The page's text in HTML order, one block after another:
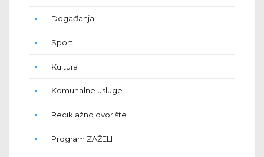
Događanja
Sport
Kultura
Komunalne usluge
Reciklažno dvorište
Program ZAŽELI